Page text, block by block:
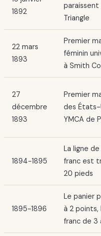
1892
paraissent
Triangle
22 mars
1893
Premier
féminin
à Smith
27
décembre
1893
Premier
des États-
YMCA de
1894-1895
La ligne
franc est
20 pieds
1895-1896
Le panier
à 2 points,
franc de 3